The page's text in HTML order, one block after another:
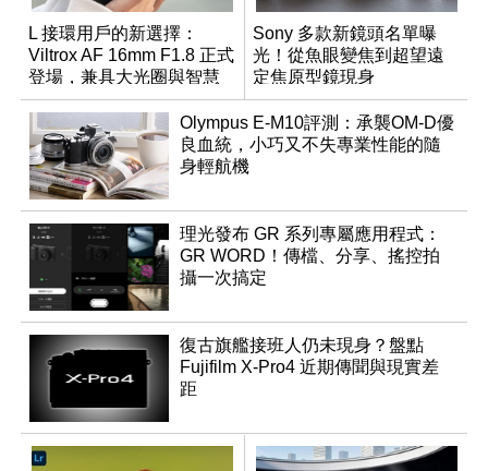
L 接環用戶的新選擇：
Viltrox AF 16mm F1.8 正式
登場，兼具大光圈與智慧
數位介面
Sony 多款新鏡頭名單曝
光！從魚眼變焦到超望遠
定焦原型鏡現身
Olympus E-M10評測：承襲OM-D優
良血統，小巧又不失專業性能的隨
身輕航機
理光發布 GR 系列專屬應用程式：
GR WORD！傳檔、分享、搖控拍
攝一次搞定
復古旗艦接班人仍未現身？盤點
Fujifilm X-Pro4 近期傳聞與現實差
距